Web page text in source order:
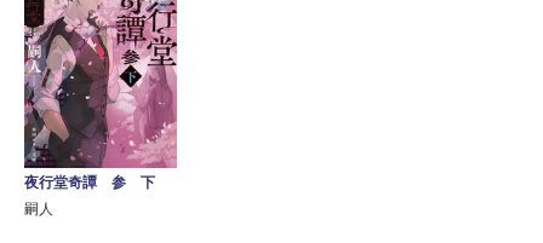
夜行堂奇譚 参 下
嗣人